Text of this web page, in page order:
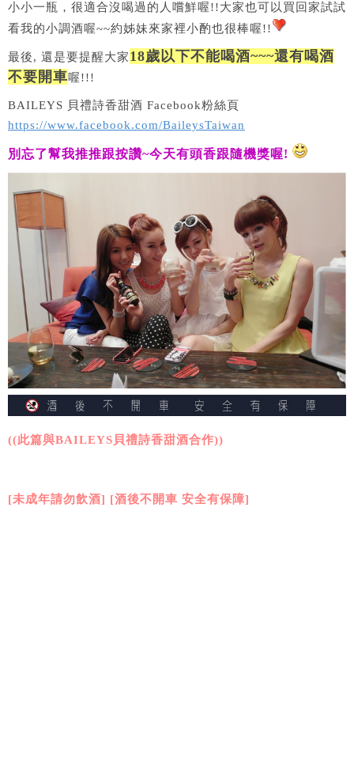
小小一瓶，很適合沒喝過的人嚐鮮喔!!大家也可以買回家試試
看我的小調酒喔~~約姊妹來家裡小酌也很棒喔!!
最後, 還是要提醒大家18歲以下不能喝酒~~~還有喝酒
不要開車喔!!!
BAILEYS 貝禮詩香甜酒 Facebook粉絲頁
https://www.facebook.com/BaileysTaiwan
別忘了幫我推推跟按讚~今天有頭香跟隨機獎喔!
((此篇與BAILEYS貝禮詩香甜酒合作))
[未成年請勿飲酒] [酒後不開車 安全有保障]